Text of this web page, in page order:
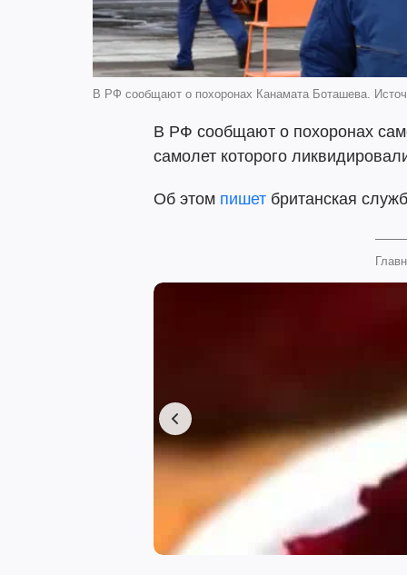
В РФ сообщают о похоронах Канамата Боташева.
В РФ сообщают о похоронах
самолет которого
Об этом пишет британская